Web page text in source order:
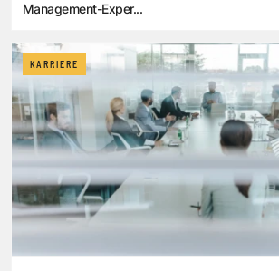
Management-Exper...
KARRIERE